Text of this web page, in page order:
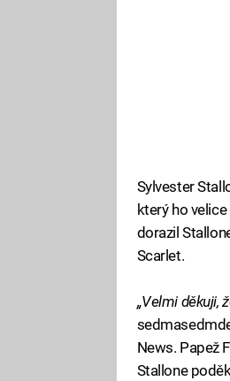
Sylvester
který ho
dorazil
Scarlet.
„Velmi děkuji,
News. Papež
Stallone